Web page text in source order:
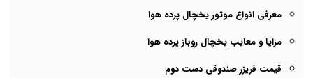
معرفی انواع موتور یخچال پرده هوا
مزایا و معایب یخچال روباز پرده هوا
قیمت فریزر صندوقی دست دوم